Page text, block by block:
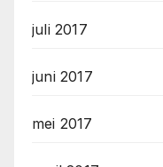
juli 2017
juni 2017
mei 2017